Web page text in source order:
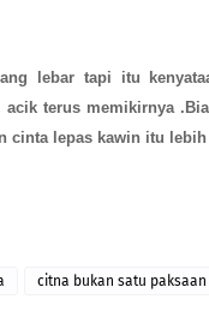
lebar tapi itu
terus memikirnya
cinta lepas kawin itu
citna bukan satu paksaan